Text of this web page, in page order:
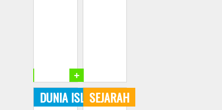
+
DUNIA ISLAMSEJARAH